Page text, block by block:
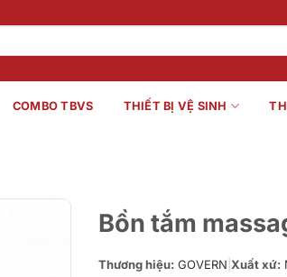
COMBO TBVS THIẾT BỊ VỆ SINH
Bồn tắm
Thương hiệu: GOVERN Xuất xứ: